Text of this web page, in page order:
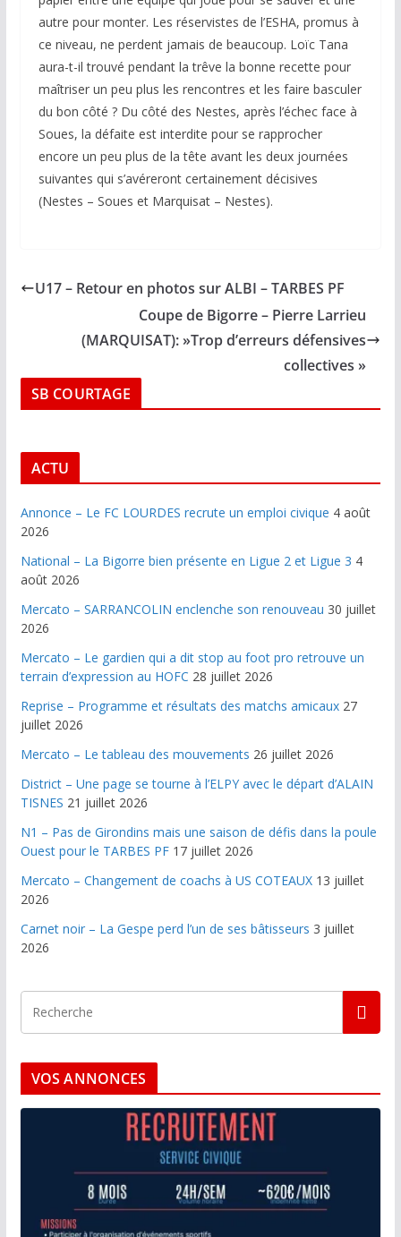
autre pour monter. Les réservistes de l’ESHA, promus à
ce niveau, ne perdent jamais de beaucoup. Loïc Tana
aura-t-il trouvé pendant la trêve la bonne recette pour
maîtriser un peu plus les rencontres et les faire basculer
du bon côté ? Du côté des Nestes, après l’échec face à
Soues, la défaite est interdite pour se rapprocher
encore un peu plus de la tête avant les deux journées
suivantes qui s’avéreront certainement décisives
(Nestes – Soues et Marquisat – Nestes).
U17 – Retour en photos sur ALBI – TARBES PF
Coupe de Bigorre – Pierre Larrieu
(MARQUISAT): »Trop d’erreurs défensives
collectives »
SB COURTAGE
ACTU
Annonce – Le FC LOURDES recrute un emploi civique 4 août
2026
National – La Bigorre bien présente en Ligue 2 et Ligue 3 4
août 2026
Mercato – SARRANCOLIN enclenche son renouveau 30 juillet
2026
Mercato – Le gardien qui a dit stop au foot pro retrouve un
terrain d’expression au HOFC 28 juillet 2026
Reprise – Programme et résultats des matchs amicaux 27
juillet 2026
Mercato – Le tableau des mouvements 26 juillet 2026
District – Une page se tourne à l’ELPY avec le départ d’ALAIN
TISNES 21 juillet 2026
N1 – Pas de Girondins mais une saison de défis dans la poule
Ouest pour le TARBES PF 17 juillet 2026
Mercato – Changement de coachs à US COTEAUX 13 juillet
2026
Carnet noir – La Gespe perd l’un de ses bâtisseurs 3 juillet
2026
VOS ANNONCES